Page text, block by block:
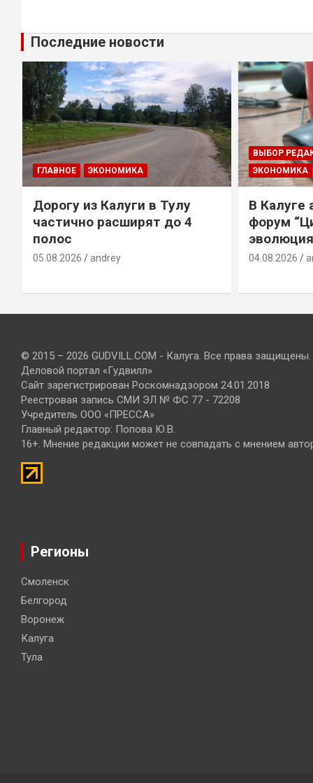
Последние новости
ГЛАВНОЕ ЭКОНОМИКА
Дорогу из Калуги в Тулу
частично расширят до 4
полос
05.08.2026 andrey
ВЫБОР
ЭКОНОМИКА
В Калуге
форум
04.08.2026
© 2015 – 2026 GUDVILL.COM - Калуга. Все права защищены.
Деловой портал «Гудвилл»
Сайт зарегистрирован Роскомнадзором 24.01.2018
Реестровая запись СМИ ЭЛ № ФС 77 - 72208
Учредитель ООО «ПРЕССА»
Главный редактор: Попова Ю.В.
16+. Мнение редакции может не совпадать с мнением
Регионы
Смоленск
Белгород
Воронеж
Калуга
Тула